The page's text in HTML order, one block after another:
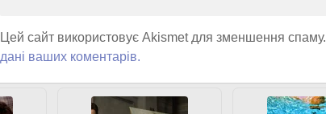
Цей сайт використовує Akismet для зменшення спаму.
дані ваших коментарів.